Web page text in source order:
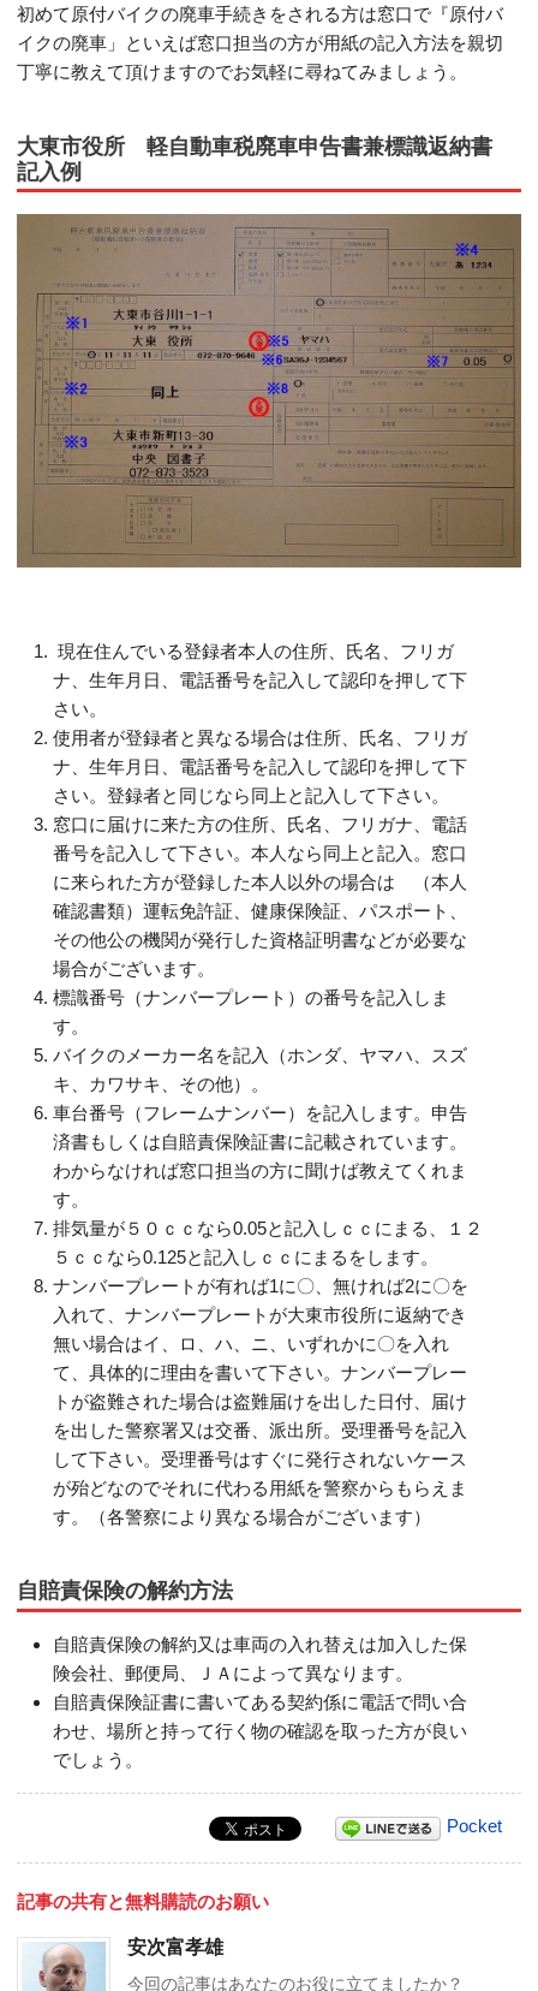
初めて原付バイクの廃車手続きをされる方は窓口で『原付バ
イクの廃車」といえば窓口担当の方が用紙の記入方法を親切
丁寧に教えて頂けますのでお気軽に尋ねてみましょう。
大東市役所 軽自動車税廃車申告書兼標識返納書
記入例
現在住んでいる登録者本人の住所、氏名、フリガ
ナ、生年月日、電話番号を記入して認印を押して下
さい。
使用者が登録者と異なる場合は住所、氏名、フリガ
ナ、生年月日、電話番号を記入して認印を押して下
さい。登録者と同じなら同上と記入して下さい。
窓口に届けに来た方の住所、氏名、フリガナ、電話
番号を記入して下さい。本人なら同上と記入。窓口
に来られた方が登録した本人以外の場合は （本人
確認書類）運転免許証、健康保険証、パスポート、
その他公の機関が発行した資格証明書などが必要な
場合がございます。
標識番号（ナンバープレート）の番号を記入しま
す。
バイクのメーカー名を記入（ホンダ、ヤマハ、スズ
キ、カワサキ、その他）。
車台番号（フレームナンバー）を記入します。申告
済書もしくは自賠責保険証書に記載されています。
わからなければ窓口担当の方に聞けば教えてくれま
す。
排気量が５０ｃｃなら0.05と記入しｃｃにまる、１２
５ｃｃなら0.125と記入しｃｃにまるをします。
ナンバープレートが有れば1に〇、無ければ2に〇を
入れて、ナンバープレートが大東市役所に返納でき
無い場合はイ、ロ、ハ、ニ、いずれかに〇を入れ
て、具体的に理由を書いて下さい。ナンバープレー
トが盗難された場合は盗難届けを出した日付、届け
を出した警察署又は交番、派出所。受理番号を記入
して下さい。受理番号はすぐに発行されないケース
が殆どなのでそれに代わる用紙を警察からもらえま
す。（各警察により異なる場合がございます）
自賠責保険の解約方法
自賠責保険の解約又は車両の入れ替えは加入した保
険会社、郵便局、ＪＡによって異なります。
自賠責保険証書に書いてある契約係に電話で問い合
わせ、場所と持って行く物の確認を取った方が良い
でしょう。
Pocket
記事の共有と無料購読のお願い
安次富孝雄
今回の記事はあなたのお役に立てましたか？